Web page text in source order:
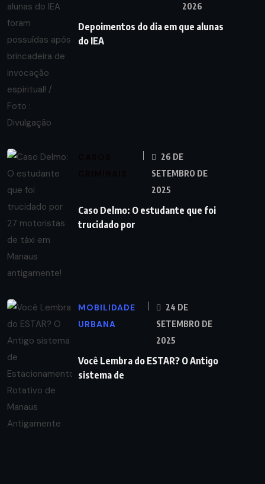
2026
Depoimentos do dia em que alunas
do IEA
26 DE
SETEMBRO DE
2025
Caso Delmo: O estudante que foi
trucidado por
MOBILIDADE
URBANA
24 DE
SETEMBRO DE
2025
Você Lembra do ESTAR? O Antigo
sistema de